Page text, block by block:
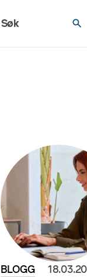
Søk
BLOGG